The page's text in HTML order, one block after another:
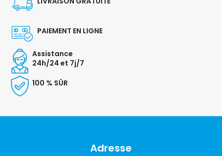
PAIEMENT EN LIGNE
Assistance
24h/24 et 7j/7
100 % SÛR
Adresse